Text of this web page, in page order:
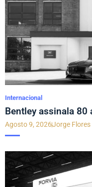
Internacional
Bentley assinala 80
Agosto 9, 2026Jorge Flores